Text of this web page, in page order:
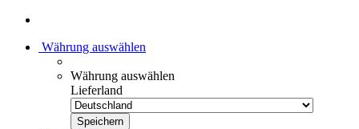
Währung auswählen
Währung auswählen
Lieferland